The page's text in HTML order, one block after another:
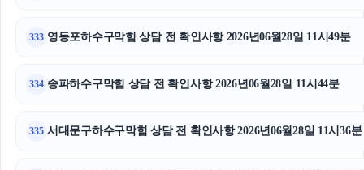
333 영등포하수구막힘 상담 전 확인사항 2026년06월28일 11시49분
334 송파하수구막힘 상담 전 확인사항 2026년06월28일 11시44분
335 서대문구하수구막힘 상담 전 확인사항 2026년06월28일 11시36분